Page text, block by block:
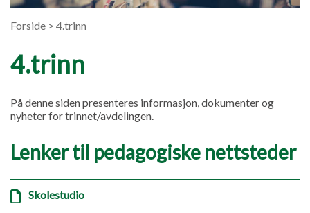
Forside > 4.trinn
4.trinn
På denne siden presenteres informasjon, dokumenter og
nyheter for trinnet/avdelingen.
Lenker til pedagogiske nettsteder
Skolestudio